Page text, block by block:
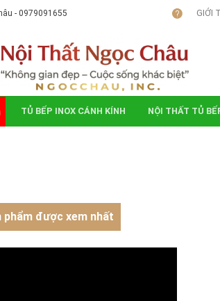
- 0979091655 GIỚI
TỦ BẾP INOX CÁNH KÍNH NỘI THẤT TỦ
phẩm được xem nhất